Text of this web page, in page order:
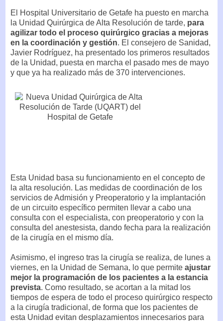
El Hospital Universitario de Getafe ha puesto en marcha
la Unidad Quirúrgica de Alta Resolución de tarde, para
agilizar todo el proceso quirúrgico gracias a mejoras
en la coordinación y gestión. El consejero de Sanidad,
Javier Rodríguez, ha presentado los primeros resultados
de la Unidad, puesta en marcha el pasado mes de mayo
y que ya ha realizado más de 370 intervenciones.
Esta Unidad basa su funcionamiento en el concepto de
la alta resolución. Las medidas de coordinación de los
servicios de Admisión y Preoperatorio y la implantación
de un circuito específico permiten llevar a cabo una
consulta con el especialista, con preoperatorio y con la
consulta del anestesista, dando fecha para la realización
de la cirugía en el mismo día.
Asimismo, el ingreso tras la cirugía se realiza, de lunes a
viernes, en la Unidad de Semana, lo que permite ajustar
mejor la programación de los pacientes a la estancia
prevista. Como resultado, se acortan a la mitad los
tiempos de espera de todo el proceso quirúrgico respecto
a la cirugía tradicional, de forma que los pacientes de
esta Unidad evitan desplazamientos innecesarios para